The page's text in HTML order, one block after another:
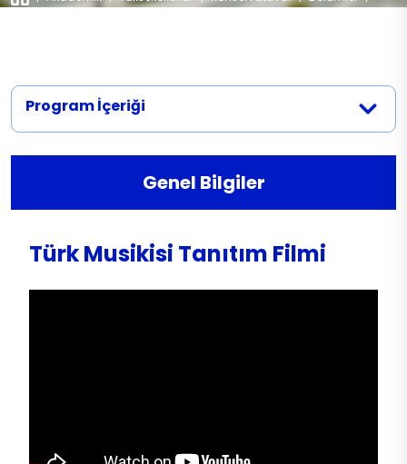
Türk Musikisi
Program İçeriği
Genel Bilgiler
Türk Musikisi Tanıtım Filmi